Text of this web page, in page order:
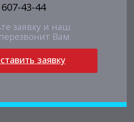
43-44
заявку и наш
Вам
заявку